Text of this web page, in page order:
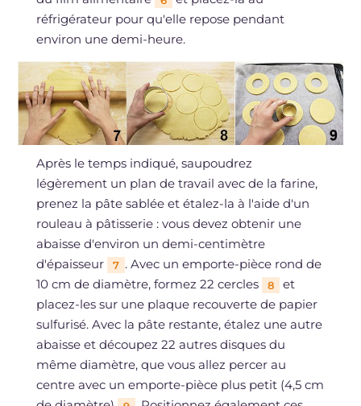
réfrigérateur pour qu'elle repose pendant
environ une demi-heure.
Après le temps indiqué, saupoudrez
légèrement un plan de travail avec de la farine,
prenez la pâte sablée et étalez-la à l'aide d'un
rouleau à pâtisserie : vous devez obtenir une
abaisse d'environ un demi-centimètre
d'épaisseur
7 . Avec un emporte-pièce rond de
10 cm de diamètre, formez 22 cercles
8
et
placez-les sur une plaque recouverte de papier
sulfurisé. Avec la pâte restante, étalez une autre
abaisse et découpez 22 autres disques du
même diamètre, que vous allez percer au
centre avec un emporte-pièce plus petit (4,5 cm